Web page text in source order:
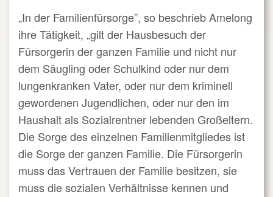
„In der Familienfürsorge”, so beschrieb Amelong
ihre Tätigkeit, „gilt der Hausbesuch der
Fürsorgerin der ganzen Familie und nicht nur
dem Säugling oder Schulkind oder nur dem
lungenkranken Vater, oder nur dem kriminell
gewordenen Jugendlichen, oder nur den im
Haushalt als Sozialrentner lebenden Großeltern.
Die Sorge des einzelnen Familienmitgliedes ist
die Sorge der ganzen Familie. Die Fürsorgerin
muss das Vertrauen der Familie besitzen, sie
muss die sozialen Verhältnisse kennen und